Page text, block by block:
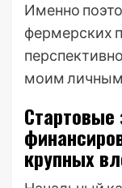
Именно
фермерских
моим
Стартовые
крупных